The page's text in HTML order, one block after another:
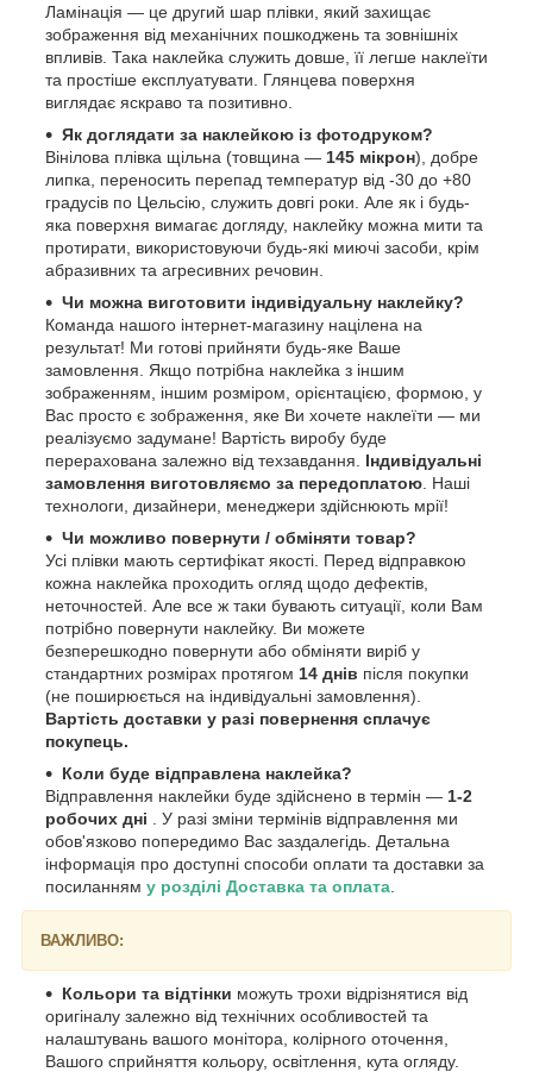
Ламінація — це другий шар плівки, який захищає
зображення від механічних пошкоджень та зовнішніх
впливів. Така наклейка служить довше, її легше наклеїти
та простіше експлуатувати. Глянцева поверхня
виглядає яскраво та позитивно.
Як доглядати за наклейкою із фотодруком?
Вінілова плівка щільна (товщина — 145 мікрон), добре
липка, переносить перепад температур від -30 до +80
градусів по Цельсію, служить довгі роки. Але як і будь-
яка поверхня вимагає догляду, наклейку можна мити та
протирати, використовуючи будь-які миючі засоби, крім
абразивних та агресивних речовин.
Чи можна виготовити індивідуальну наклейку?
Команда нашого інтернет-магазину націлена на
результат! Ми готові прийняти будь-яке Ваше
замовлення. Якщо потрібна наклейка з іншим
зображенням, іншим розміром, орієнтацією, формою, у
Вас просто є зображення, яке Ви хочете наклеїти — ми
реалізуємо задумане! Вартість виробу буде
перерахована залежно від техзавдання. Індивідуальні
замовлення виготовляємо за передоплатою . Наші
технологи, дизайнери, менеджери здійснюють мрії!
Чи можливо повернути / обміняти товар?
Усі плівки мають сертифікат якості. Перед відправкою
кожна наклейка проходить огляд щодо дефектів,
неточностей. Але все ж таки бувають ситуації, коли Вам
потрібно повернути наклейку. Ви можете
безперешкодно повернути або обміняти виріб у
стандартних розмірах протягом 14 днів після покупки
(не поширюється на індивідуальні замовлення).
Вартість доставки у разі повернення сплачує
покупець.
Коли буде відправлена наклейка?
Відправлення наклейки буде здійснено в термін — 1-2
робочих дні . У разі зміни термінів відправлення ми
обов'язково попередимо Вас заздалегідь. Детальна
інформація про доступні способи оплати та доставки за
посиланням у розділі Доставка та оплата
ВАЖЛИВО:
Кольори та відтінки можуть трохи відрізнятися від
оригіналу залежно від технічних особливостей та
налаштувань вашого монітора, колірного оточення,
Вашого сприйняття кольору, освітлення, кута огляду.